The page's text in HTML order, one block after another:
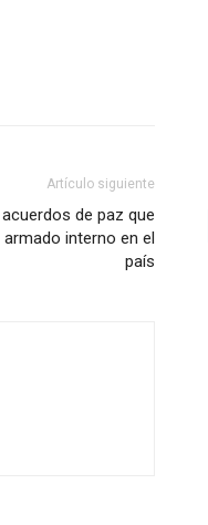
Artículo siguiente
de paz que
interno en el
país